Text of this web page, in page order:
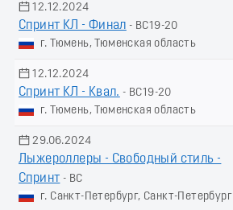
12.12.2024
Спринт КЛ - Финал - ВС19-20
г. Тюмень, Тюменская область
12.12.2024
Спринт КЛ - Квал. - ВС19-20
г. Тюмень, Тюменская область
29.06.2024
Лыжероллеры - Свободный стиль -
Спринт - ВС
г. Санкт-Петербург, Санкт-Петербург